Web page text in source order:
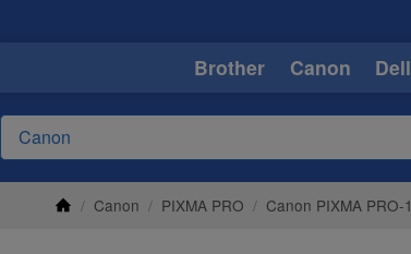
Brother Canon Dell
/ Canon / PIXMA PRO / Canon PIXMA PRO-1